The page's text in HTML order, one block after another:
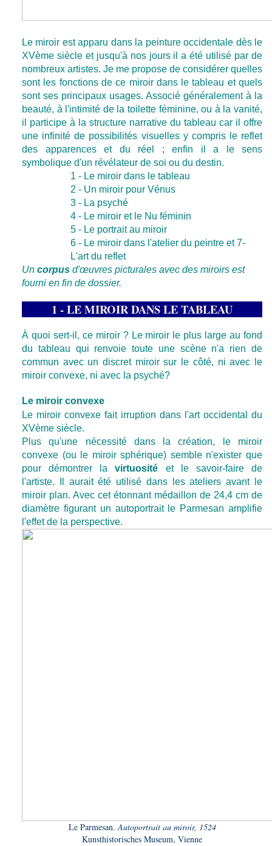
Le miroir est apparu dans la peinture occidentale dès le
XVème siècle et jusqu'à nos jours il a été utilisé par de
nombreux artistes. Je me propose de considérer quelles
sont les fonctions de ce miroir dans le tableau et quels
sont ses principaux usages. Associé généralement à la
beauté, à l'intimité de la toilette féminine, ou à la vanité,
il participe à la structure narrative du tableau car il offre
une infinité de possibilités visuelles y compris le reflet
des apparences et du réel ; enfin il a le sens
symbolique d'un révélateur de soi ou du destin.
1 - Le miroir dans le tableau
2 - Un miroir pour Vénus
3 - La psyché
4 - Le miroir et le Nu féminin
5 - Le portrait au miroir
6 - Le miroir dans l'atelier du peintre et 7-
L'art du reflet
Un corpus d'œuvres picturales avec des miroirs est
fourni en fin de dossier.
1 - LE MIROIR DANS LE TABLEAU
À quoi sert-il, ce miroir ? Le miroir le plus large au fond
du tableau qui renvoie toute une scène n'a rien de
commun avec un discret miroir sur le côté, ni avec le
miroir convexe, ni avec la psyché?
Le miroir convexe
Le miroir convexe fait irruption dans l'art occidental du
XVème siècle.
Plus qu'une nécessité dans la création, le miroir
convexe (ou le miroir sphérique) semble n'exister que
pour démontrer lavirtuosité et le savoir-faire de
l'artiste. Il aurait été utilisé dans les ateliers avant le
miroir plan. Avec cet étonnant médaillon de 24,4 cm de
diamètre figurant un autoportrait le Parmesan amplifie
l'effet de la perspective.
Le Parmesan.Autoportrait au miroir, 1524
Kunsthistorisches Museum, Vienne